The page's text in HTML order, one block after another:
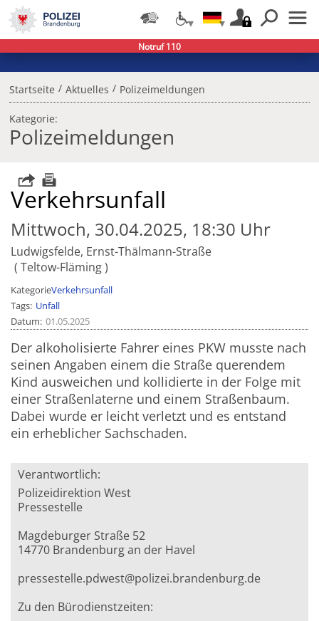
Startseite / Aktuelles / Polizeimeldungen
Kategorie:
Polizeimeldungen
Verkehrsunfall
Mittwoch, 30.04.2025, 18:30 Uhr
Ludwigsfelde, Ernst-Thälmann-Straße
Teltow-Fläming
KategorieVerkehrsunfall
Tags Unfall
Datum 01.05.2025
Der alkoholisierte Fahrer eines PKW musste nach
seinen Angaben einem die Straße querendem
Kind ausweichen und kollidierte in der Folge mit
einer Straßenlaterne und einem Straßenbaum.
Dabei wurde er leicht verletzt und es entstand
ein erheblicher Sachschaden.
Verantwortlich:
Polizeidirektion West
Pressestelle
Magdeburger Straße 52
14770 Brandenburg an der Havel
pressestelle.pdwest@polizei.brandenburg.de
Zu den Bürodienstzeiten:
Notruf 110